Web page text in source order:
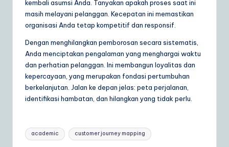
kembali asumsi Anda. Tanyakan apakah proses saat ini
masih melayani pelanggan. Kecepatan ini memastikan
organisasi Anda tetap kompetitif dan responsif.
Dengan menghilangkan pemborosan secara sistematis,
Anda menciptakan pengalaman yang menghargai waktu
dan perhatian pelanggan. Ini membangun loyalitas dan
kepercayaan, yang merupakan fondasi pertumbuhan
berkelanjutan. Jalan ke depan jelas: peta perjalanan,
identifikasi hambatan, dan hilangkan yang tidak perlu.
Tags:
academic customer journey mapping